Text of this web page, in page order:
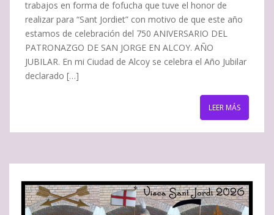
trabajos en forma de fofucha que tuve el honor de
realizar para “Sant Jordiet” con motivo de que este año
estamos de celebración del 750 ANIVERSARIO DEL
PATRONAZGO DE SAN JORGE EN ALCOY. AÑO
JUBILAR. En mi Ciudad de Alcoy se celebra el Año Jubilar
declarado […]
LEER MÁS